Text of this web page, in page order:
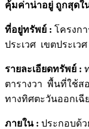
คุ้มค่าน่าอยู่ ถูกสุดใ
ที่อยู่ทรัพย์ : โครงก
ประเวศ เขตประเว
รายละเอียดทรัพย์ :
ตารางวา พื้นที่ใช้ส
ทางทิศตะวันออกเฉี
ภายใน : ประกอบด้